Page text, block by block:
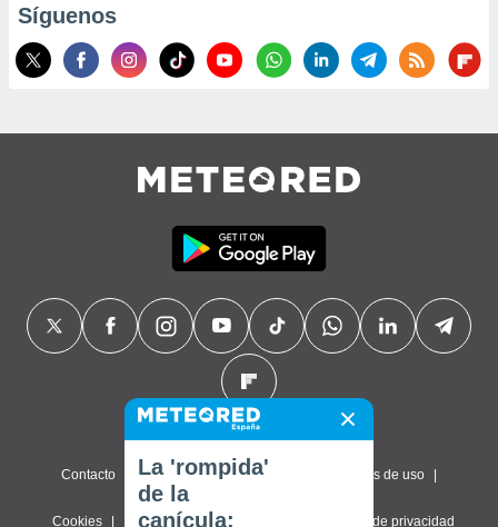
Síguenos
Contacto Sobre nosotros Términos de uso
Cookies Política de privacidad Configuración de privacidad
La 'rompida'
de la
canícula: